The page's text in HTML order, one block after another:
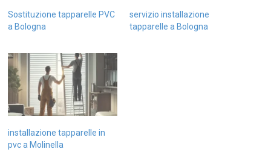
Sostituzione tapparelle PVC
a Bologna
servizio installazione
tapparelle a Bologna
installazione tapparelle in
pvc a Molinella